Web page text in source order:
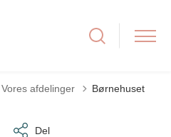
Tilbage til
Vores afdelinger
Børnehuset
Del